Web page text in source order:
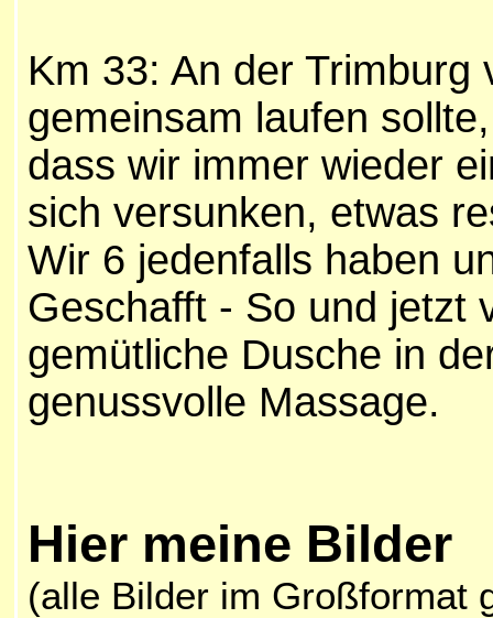
Km 33: An der
gemeinsam laufen
dass wir immer wieder
sich versunken, etwas
Wir 6 jedenfalls haben
Geschafft - So und jetzt
gemütliche Dusche in
genussvolle Massage.
Hier meine Bilder
(alle Bilder im Großformat